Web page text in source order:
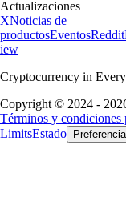
Actualizaciones
XNoticias de
productosEventosReddit
iew
Cryptocurrency in
Copyright © 2024 -
Términos y condiciones
LimitsEstado